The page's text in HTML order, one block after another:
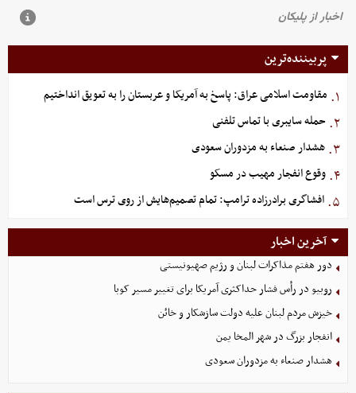
پربیننده‌ترین
۱. مقاومت اسلامی عراق: پاسخ به آمریکا و عربستان را به تعویق انداختیم
۲. حمله سایبری با تماس تلفنی
۳. هشدار صنعاء به مزدوران سعودی
۴. وقوع انفجار مهیب در مسکو
۵. افشاگری برادرزاده ترامپ: تمام تصمیم‌هایش از روی ترس است
آخرین اخبار
دور هفتم مذاکرات لبنان و رژیم صهیونیستی
روبیو در رأس فشار حداکثری آمریکا برای تغییر مسیر کوبا
خیزش مردم لبنان علیه دولت سازشکار و خائن
انفجار بزرگ در شهر المخا یمن
هشدار صنعاء به مزدوران سعودی